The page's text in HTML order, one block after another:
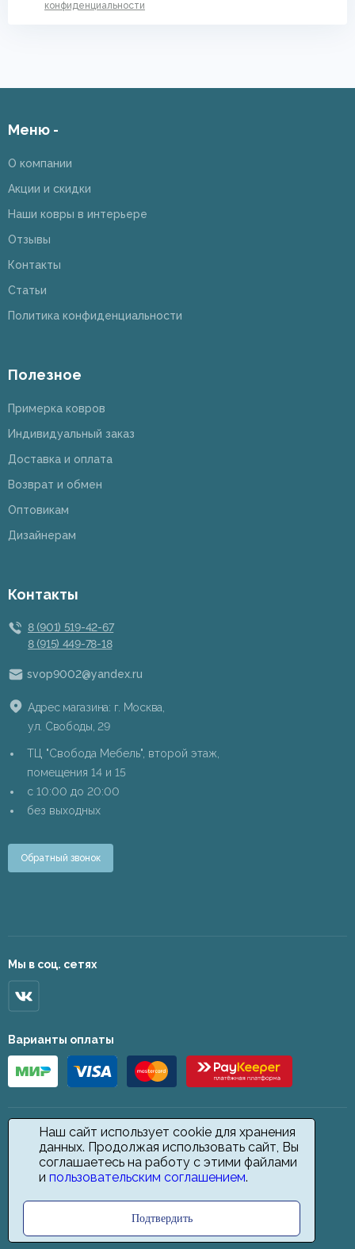
конфиденциальности
Наш сайт использует cookie для хранения
данных. Продолжая использовать сайт, Вы
соглашаетесь на работу с этими файлами
и пользовательским соглашением.
Подтвердить
Меню -
О компании
Акции и скидки
Наши ковры в интерьере
Отзывы
Контакты
Статьи
Политика конфиденциальности
Полезное
Примерка ковров
Индивидуальный заказ
Доставка и оплата
Возврат и обмен
Оптовикам
Дизайнерам
Контакты
8 (901) 519-42-67
8 (915) 449-78-18
svop9002@yandex.ru
Адрес магазина: г. Москва,
ул. Свободы, 29
ТЦ "Свобода Мебель", второй этаж,
помещения 14 и 15
c 10:00 до 20:00
без выходных
Обратный звонок
Мы в соц. сетях
Варианты оплаты
2026 © Star Carpet. ИП Кодиров Д. О., ИНН 361605146148. Все права